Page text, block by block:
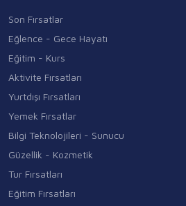
Son Fırsatlar
Eğlence - Gece Hayatı
Eğitim - Kurs
Aktivite Fırsatları
Yurtdışı Fırsatları
Yemek Fırsatlar
Bilgi Teknolojileri - Sunucu
Güzellik - Kozmetik
Tur Fırsatları
Eğitim Fırsatları